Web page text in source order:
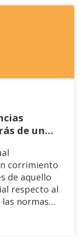
de un
corrimiento
de aquello
respecto al
las normas